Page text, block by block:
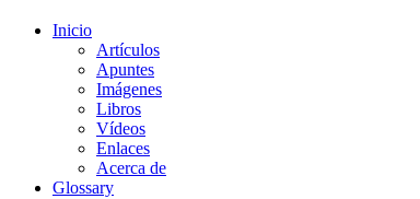
Inicio
Artículos
Apuntes
Imágenes
Libros
Vídeos
Enlaces
Acerca de
Glossary